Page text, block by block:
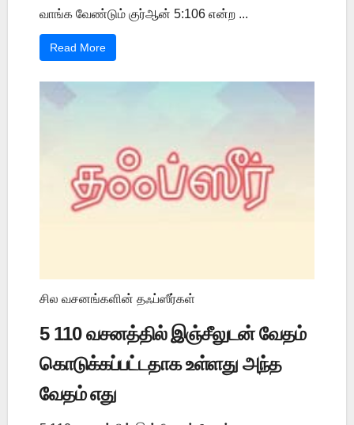
வாங்க வேண்டும் குர்ஆன் 5:106 என்ற ...
Read More
சில வசனங்களின் தஃப்ஸீர்கள்
5 110 வசனத்தில் இஞ்சீலுடன் வேதம்
கொடுக்கப்பட்டதாக உள்ளது அந்த
வேதம் எது